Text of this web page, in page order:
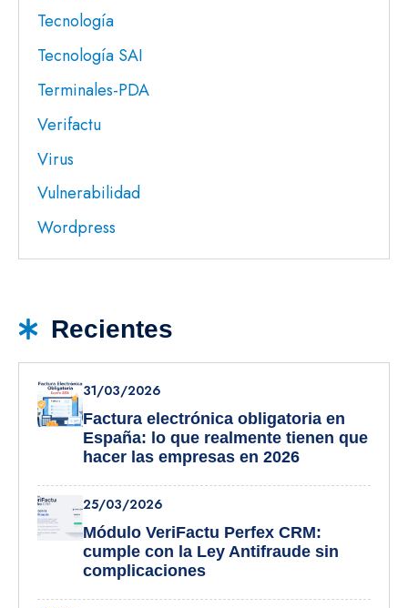
Tecnología
Tecnología SAI
Terminales-PDA
Verifactu
Virus
Vulnerabilidad
Wordpress
Recientes
31/03/2026
Factura electrónica obligatoria en
España: lo que realmente tienen que
hacer las empresas en 2026
25/03/2026
Módulo VeriFactu Perfex CRM:
cumple con la Ley Antifraude sin
complicaciones